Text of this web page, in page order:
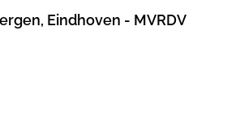
Eindhoven - MVRDV